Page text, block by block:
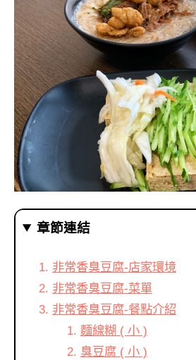
章節連結
非常香臭豆腐-店家環境
非常香臭豆腐-菜單
非常香臭豆腐-餐點介紹
麵線糊 ( 小 )
臭豆腐 ( 小 )